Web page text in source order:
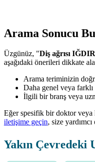
Arama Sonucu
Üzgünüz, "Diş ağrısı IĞDIR
aşağıdaki önerileri dikkate
Arama teriminizin
Daha genel veya
İlgili bir branş veya
Eğer spesifik bir doktor veya
iletişime geçin, size
Yakın Çevredeki